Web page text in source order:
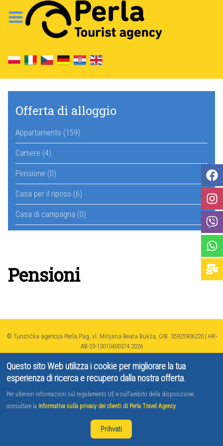
Offerta di alloggio
Appartamento (159)
Camere (4)
Pensione (0)
Casa per il riposo (6)
Casa di campagna (0)
Pensioni
© Turistička agencija Perla Pag, vl. Mirijana Beata Bukša, OIB. 35925906220 | HR-
AB-23-13010400374 2026
TJstudio
Questo sito Web utilizza i cookie per migliorare la tua
esperienza di ricerca e recupero dalla nostra offerta.
Per ulteriori informazioni sul regolamento UE e sull'ambito della disposizione,
consultare la Informativa sulla privacy dei clienti di Perla Travel Agency
Prihvati